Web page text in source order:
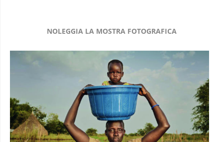
NOLEGGIA LA MOSTRA FOTOGRAFICA